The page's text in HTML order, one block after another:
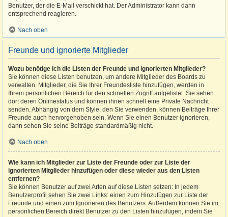
Benutzer, der die E-Mail verschickt hat. Der Administrator kann dann
entsprechend reagieren.
Nach oben
Freunde und ignorierte Mitglieder
Wozu benötige ich die Listen der Freunde und ignorierten Mitglieder?
Sie können diese Listen benutzen, um andere Mitglieder des Boards zu
verwalten. Mitglieder, die Sie Ihrer Freundesliste hinzufügen, werden in
Ihrem persönlichen Bereich für den schnellen Zugriff aufgelistet. Sie sehen
dort deren Onlinestatus und können ihnen schnell eine Private Nachricht
senden. Abhängig von dem Style, den Sie verwenden, können Beiträge Ihrer
Freunde auch hervorgehoben sein. Wenn Sie einen Benutzer ignorieren,
dann sehen Sie seine Beiträge standardmäßig nicht.
Nach oben
Wie kann ich Mitglieder zur Liste der Freunde oder zur Liste der
ignorierten Mitglieder hinzufügen oder diese wieder aus den Listen
entfernen?
Sie können Benutzer auf zwei Arten auf diese Listen setzen: In jedem
Benutzerprofil sehen Sie zwei Links: einen zum Hinzufügen zur Liste der
Freunde und einen zum Ignorieren des Benutzers. Außerdem können Sie im
persönlichen Bereich direkt Benutzer zu den Listen hinzufügen, indem Sie